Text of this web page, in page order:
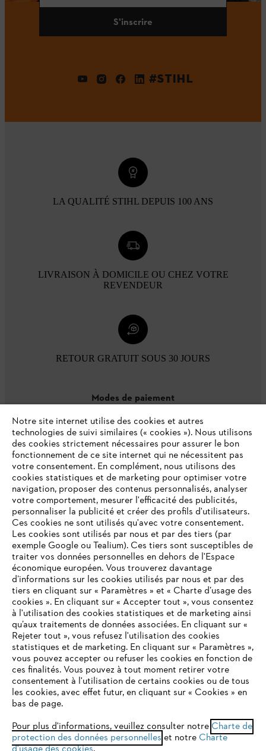
S'inscrire
#STIHL
LA QUALITÉ STIHL DEPUIS 100 ANS
LIVRAISON À DOMICILE OU CHEZ VOTRE
REVENDEUR
RETOUR GRATUIT SOUS 30 JOURS
Modes de paiement
L'Entreprise
Questions / Réponses
Service
Conditions Générales de Vente
Mentions légales Cookies
VOTRE NAVIGATEUR INTERNET
N'EST PLUS PRIS EN CHARGE
Vous utilisez un navigateur Internet que nous ne prenons plus
en charge, et certaines fonctionnalités de notre site ne
peuvent fonctionner correctement. Pour une utilisation
optimale de notre site, nous vous recommandons de passer à
l'un des navigateurs suivants :
Notre site internet utilise des cookies et autres
technologies de suivi similaires (« cookies »). Nous utilisons
des cookies strictement nécessaires pour assurer le bon
fonctionnement de ce site internet qui ne nécessitent pas
votre consentement. En complément, nous utilisons des
cookies statistiques et de marketing pour optimiser votre
navigation, proposer des contenus personnalisés, analyser
votre comportement, mesurer l'efficacité des publicités,
personnaliser la publicité et créer des profils d'utilisateurs.
Ces cookies ne sont utilisés qu'avec votre consentement.
Les cookies sont utilisés par nous et par des tiers (par
exemple Google ou Tealium). Ces tiers sont susceptibles de
traiter vos données personnelles en dehors de l'Espace
économique européen. Vous trouverez davantage
d’informations sur les cookies utilisés par nous et par des
tiers en cliquant sur « Paramètres » et « Charte d’usage des
cookies ». En cliquant sur « Accepter tout », vous consentez
à l'utilisation des cookies statistiques et de marketing ainsi
qu’aux traitements de données associées. En cliquant sur «
Rejeter tout », vous refusez l'utilisation des cookies
statistiques et de marketing. En cliquant sur « Paramètres »,
vous pouvez accepter ou refuser les cookies en fonction de
ces finalités. Vous pouvez à tout moment retirer votre
consentement à l'utilisation de certains cookies ou de tous
les cookies, avec effet futur, en cliquant sur « Cookies » en
bas de page.
Pour plus d'informations, veuillez consulter notre Charte de
protection des données personnelles et notre Charte